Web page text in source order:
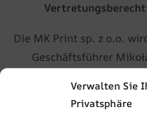
Verwalten Sie
Privatsphäre
Die MK Print sp. z o.o.
Geschäftsführer